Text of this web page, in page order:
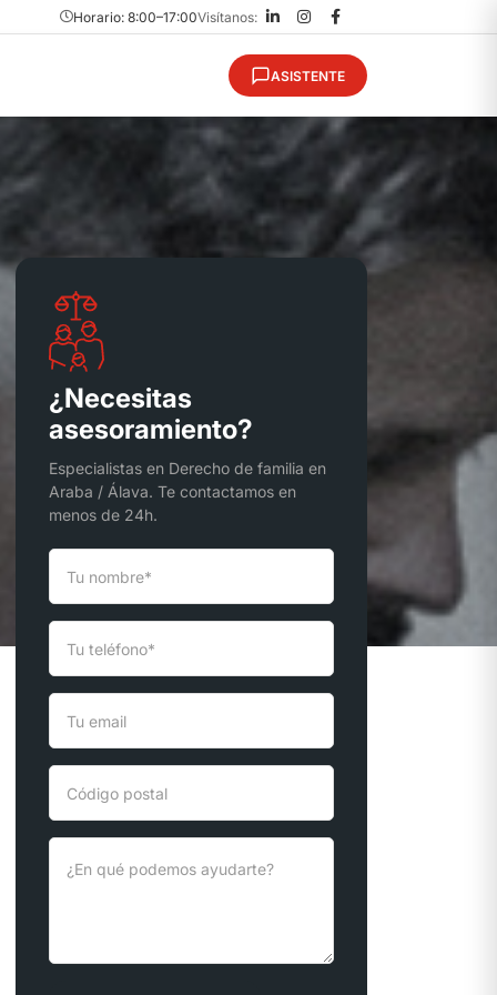
Horario: 8:00–17:00Visítanos:
ASISTENTE
¿Necesitas
asesoramiento?
Especialistas en Derecho de familia en
Araba / Álava. Te contactamos en
menos de 24h.